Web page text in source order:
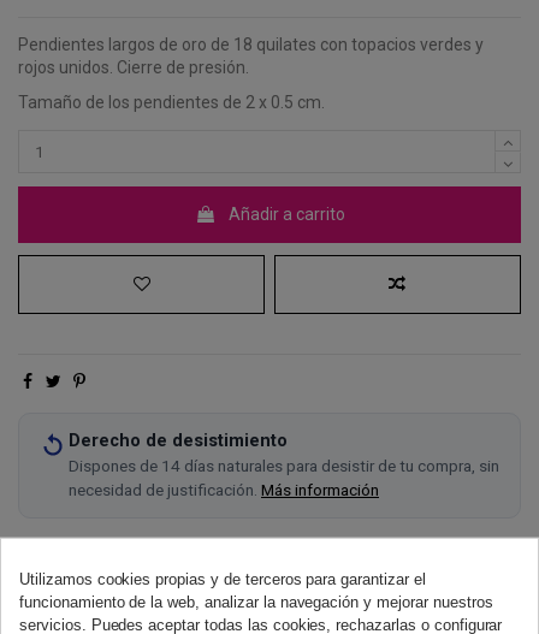
Pendientes largos de oro de 18 quilates con topacios verdes y
rojos unidos. Cierre de presión.
Tamaño de los pendientes de 2 x 0.5 cm.
Añadir a carrito
Derecho de desistimiento
Dispones de 14 días naturales para desistir de tu compra, sin
necesidad de justificación. Más información
Utilizamos cookies propias y de terceros para garantizar el
funcionamiento de la web, analizar la navegación y mejorar nuestros
servicios. Puedes aceptar todas las cookies, rechazarlas o configurar